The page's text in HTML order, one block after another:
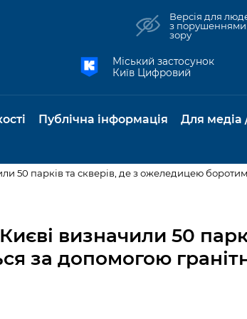
Версія для
з порушеннями
зору
Міський застосунок
Київ Цифровий
інформація
земельні ділянки
Культура, спорт,
слухання
громадськістю
Громадська
Публічна інформація
публічної
база
Для медіа
50 парків та скверів, де з ожеледицею
визначили 50
за допомогою